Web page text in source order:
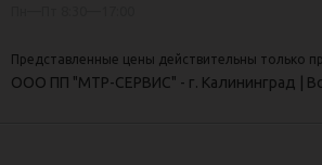
Представленные цены действительны только
ООО ПП "МТР-СЕРВИС" - г. Калининград |